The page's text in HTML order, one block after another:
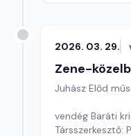
2026. 03. 29.
Zene-
Juhász Előd
vendég Baráti
Társszerkesztő: